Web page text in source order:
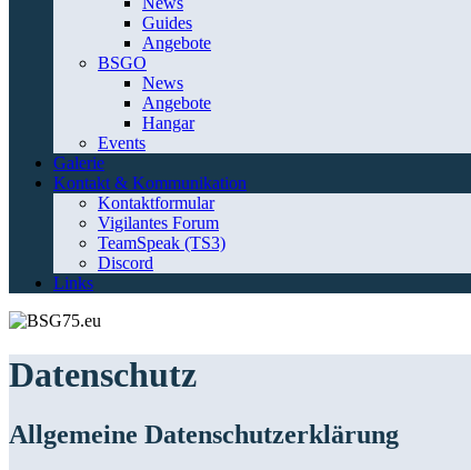
Guides
Angebote
BSGO
News
Angebote
Hangar
Events
Galerie
Kontakt & Kommunikation
Kontaktformular
Vigilantes Forum
TeamSpeak (TS3)
Discord
Links
Datenschutz
Allgemeine Datenschutzerklärung